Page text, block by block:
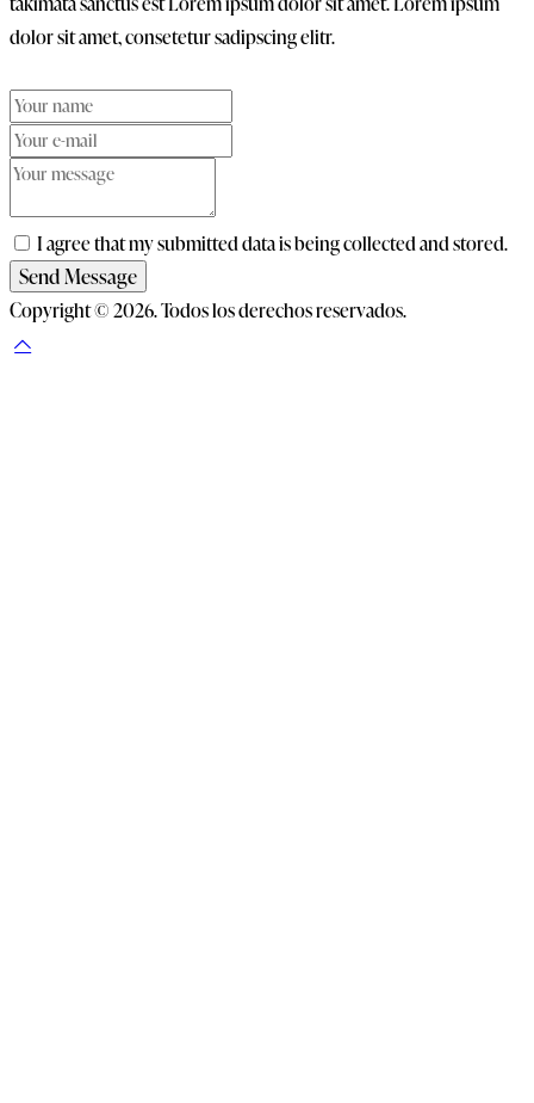
dolor sit amet, consetetur sadipscing elitr.
I agree that my submitted data is being collected and stored.
Send Message
Copyright © 2026. Todos los derechos reservados.